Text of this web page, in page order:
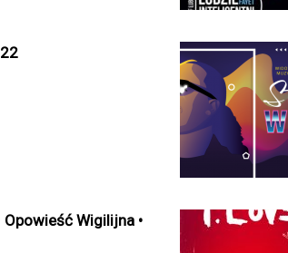
Wigilijna •